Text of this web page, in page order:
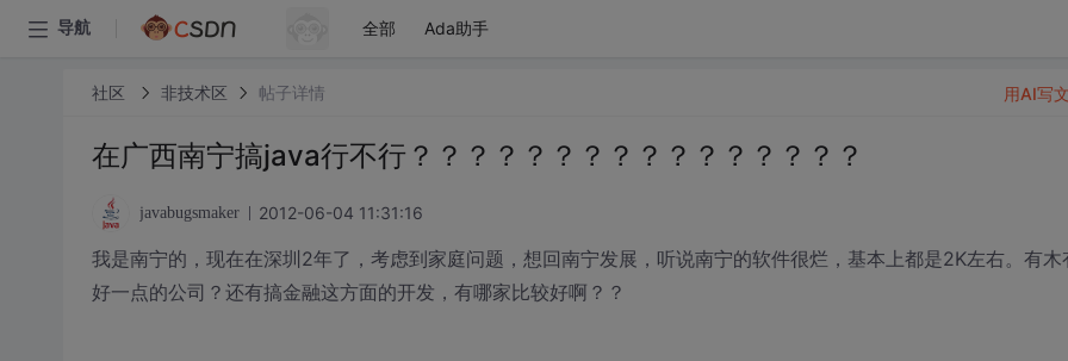
导航 全部 Ada助手
社区 非技术区 帖子详情
在广西南宁搞java行不行？？？？？？？？？？？？？？？？
javabugsmaker 2012-06-04 11:31:16
我是南宁的，现在在深圳2年了，考虑到家庭问题，想回南宁发展，听说南宁的软件很烂，基本上都是2K左右。有木
好一点的公司？还有搞金融这方面的开发，有哪家比较好啊？？
用AI写